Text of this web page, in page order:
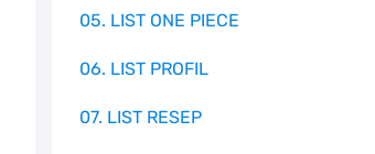
05. LIST ONE PIECE
06. LIST PROFIL
07. LIST RESEP